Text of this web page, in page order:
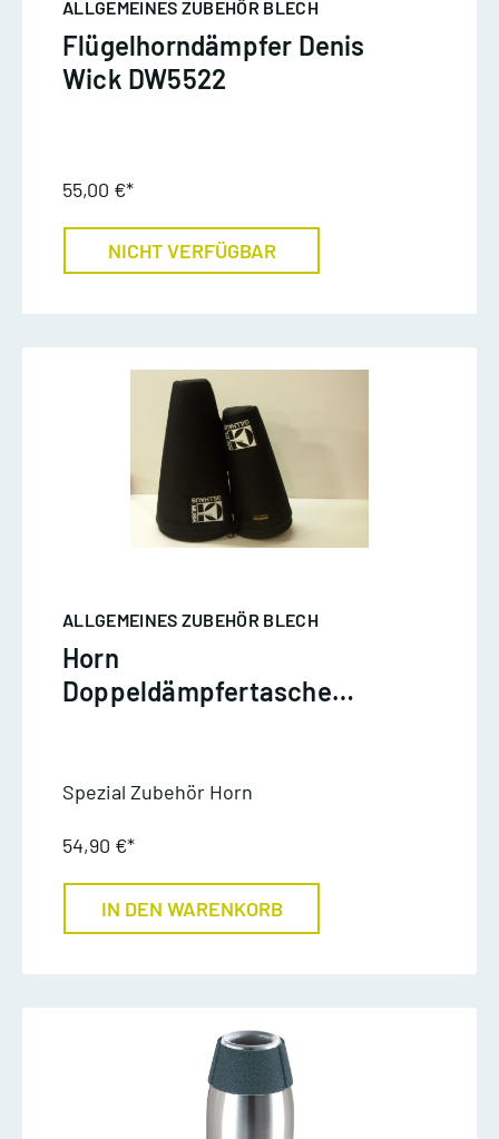
ALLGEMEINES ZUBEHÖR BLECH
Flügelhorndämpfer Denis
Wick DW5522
55,00 €*
NICHT VERFÜGBAR
ALLGEMEINES ZUBEHÖR BLECH
Horn
Doppeldämpfertasche
Spezial Zubehör Horn
54,90 €*
IN DEN WARENKORB